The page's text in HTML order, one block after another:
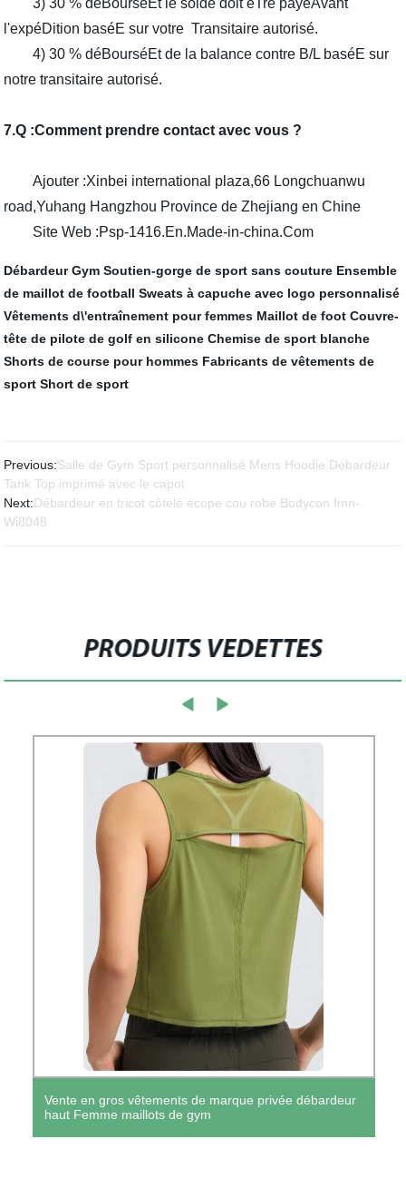
3) 30 % déBourséEt le solde doit êTre payéAvant
l'expéDition baséE sur votre Transitaire autorisé.
4) 30 % déBourséEt de la balance contre B/L baséE sur
notre transitaire autorisé.
7.Q :Comment prendre contact avec vous ?
Ajouter :Xinbei international plaza,66 Longchuanwu
road,Yuhang Hangzhou Province de Zhejiang en Chine
Site Web :Psp-1416.En.Made-in-china.Com
Débardeur Gym Soutien-gorge de sport sans couture Ensemble
de maillot de football Sweats à capuche avec logo personnalisé
Vêtements d\'entraînement pour femmes Maillot de foot Couvre-
tête de pilote de golf en silicone Chemise de sport blanche
Shorts de course pour hommes Fabricants de vêtements de
sport Short de sport
Previous:Salle de Gym Sport personnalisé Mens Hoodie Débardeur
Tank Top imprimé avec le capot
Next:Débardeur en tricot côtelé écope cou robe Bodycon Imn-
Wi8048
PRODUITS VEDETTES
Vente en gros vêtements de marque privée débardeur
haut Femme maillots de gym